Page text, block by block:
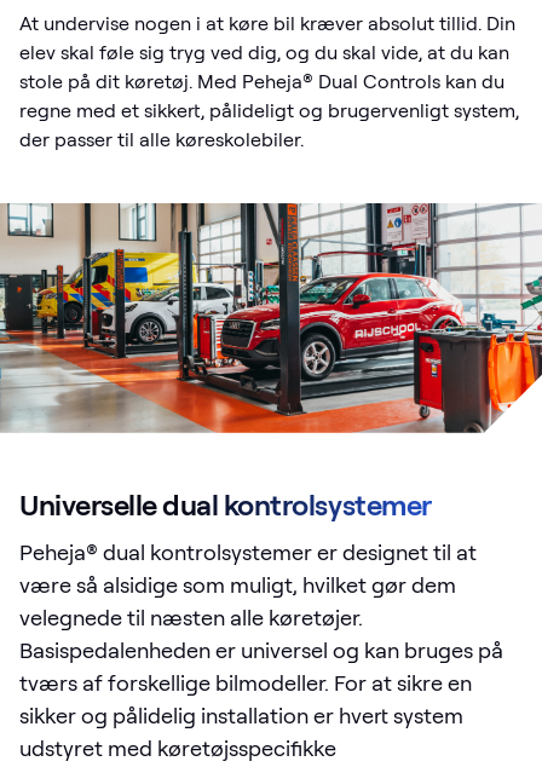
At undervise nogen i at køre bil kræver absolut tillid. Din
elev skal føle sig tryg ved dig, og du skal vide, at du kan
stole på dit køretøj. Med Peheja® Dual Controls kan du
regne med et sikkert, pålideligt og brugervenligt system,
der passer til alle køreskolebiler.
Universelle dual kontrolsystemer
Peheja® dual kontrolsystemer er designet til at
være så alsidige som muligt, hvilket gør dem
velegnede til næsten alle køretøjer.
Basispedalenheden er universel og kan bruges på
tværs af forskellige bilmodeller. For at sikre en
sikker og pålidelig installation er hvert system
udstyret med køretøjsspecifikke